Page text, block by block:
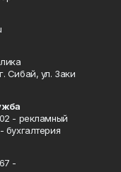
Сибай, ул. Заки
- рекламный
бухгалтерия
-